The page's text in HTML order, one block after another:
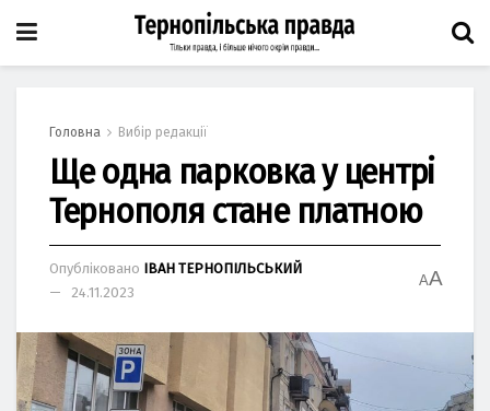
Головна Вибір редакції
Ще одна парковка у центрі
Тернополя стане платною
Опубліковано ІВАН ТЕРНОПІЛЬСЬКИЙ
24.11.2023
AA